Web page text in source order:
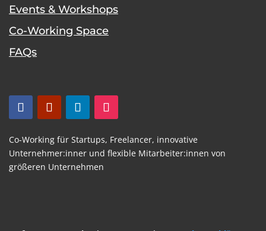
Events & Workshops
Co-Working Space
FAQs
Co-Working für Startups, Freelancer, innovative
Unternehmer:inner und flexible Mitarbeiter:innen von
größeren Unternehmen